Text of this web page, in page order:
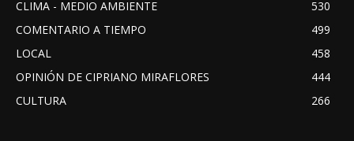
CLIMA - MEDIO AMBIENTE
530
COMENTARIO A TIEMPO
499
LOCAL
458
OPINIÓN DE CIPRIANO MIRAFLORES
444
CULTURA
266